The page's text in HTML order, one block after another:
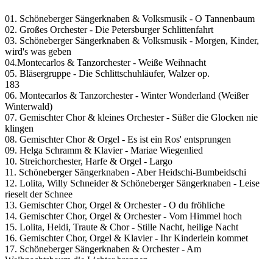
01. Schöneberger Sängerknaben & Volksmusik - O Tannenbaum
02. Großes Orchester - Die Petersburger Schlittenfahrt
03. Schöneberger Sängerknaben & Volksmusik - Morgen, Kinder,
wird's was geben
04.Montecarlos & Tanzorchester - Weiße Weihnacht
05. Bläsergruppe - Die Schlittschuhläufer, Walzer op.
183
06. Montecarlos & Tanzorchester - Winter Wonderland (Weißer
Winterwald)
07. Gemischter Chor & kleines Orchester - Süßer die Glocken nie
klingen
08. Gemischter Chor & Orgel - Es ist ein Ros' entsprungen
09. Helga Schramm & Klavier - Mariae Wiegenlied
10. Streichorchester, Harfe & Orgel - Largo
11. Schöneberger Sängerknaben - Aber Heidschi-Bumbeidschi
12. Lolita, Willy Schneider & Schöneberger Sängerknaben - Leise
rieselt der Schnee
13. Gemischter Chor, Orgel & Orchester - O du fröhliche
14. Gemischter Chor, Orgel & Orchester - Vom Himmel hoch
15. Lolita, Heidi, Traute & Chor - Stille Nacht, heilige Nacht
16. Gemischter Chor, Orgel & Klavier - Ihr Kinderlein kommet
17. Schöneberger Sängerknaben & Orchester - Am